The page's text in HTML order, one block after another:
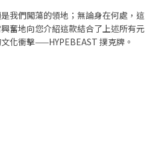
我們闖蕩的領地；無論身在何處，這
奮地向您介紹這款結合了上述所有元
化衝擊——HYPEBEAST 撲克牌。